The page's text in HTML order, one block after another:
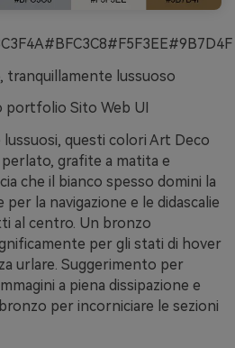
tranquillamente lussuoso
Sito Web UI
lussuosi, questi colori Art Deco
grafite a matita e
che il bianco spesso domini la
la navigazione e le didascalie
al centro. Un bronzo
per gli stati di hover
urlare. Suggerimento per
a piena dissipazione e
per incorniciare le sezioni